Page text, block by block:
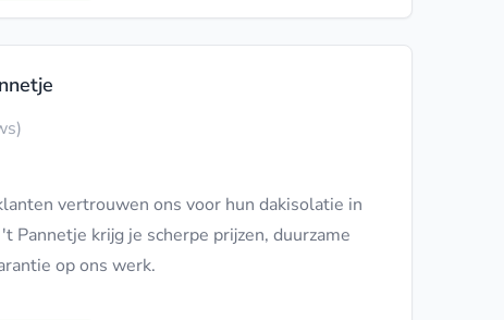
vertrouwen ons voor hun dakisolatie in
Pannetje krijg je scherpe prijzen, duurzame
op ons werk.